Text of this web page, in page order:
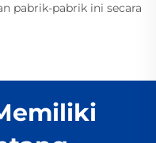
pabrik-pabrik ini secara